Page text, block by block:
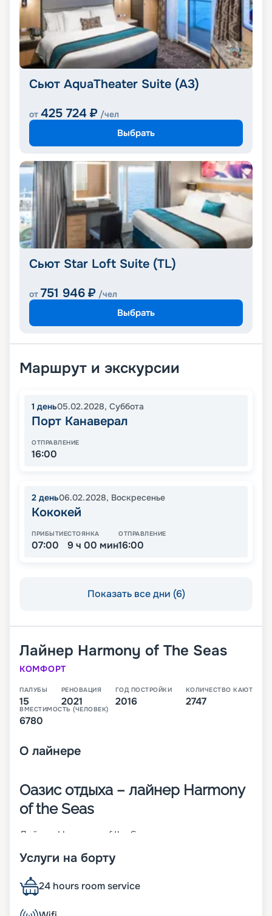
Сьют AquaTheater Suite (A3)
от 425 724 ₽ /чел
Выбрать
Сьют Star Loft Suite (TL)
от 751 946 ₽ /чел
Выбрать
Маршрут и экскурсии
1 день05.02.2028, Суббота
Порт Канаверал
ОТПРАВЛЕНИЕ
16:00
2 день06.02.2028, Воскресенье
Кококей
ПРИБЫТИЕ
07:00
СТОЯНКА
9 ч 00 мин
ОТПРАВЛЕНИЕ
16:00
Показать все дни (6)
Лайнер Harmony of The Seas
КОМФОРТ
ПАЛУБЫ
15
РЕНОВАЦИЯ
2021
ГОД ПОСТРОЙКИ
2016
КОЛИЧЕСТВО КАЮТ
2747
ВМЕСТИМОСТЬ (ЧЕЛОВЕК)
6780
О лайнере
Оазис отдыха – лайнер Harmony
of the Seas
Лайнер Harmony of the Seas на момент
на воду в 2016 году. Судно относится к классу
представлен широкий выбор развлечений. Для
создания уникального «Центрального парка»
было завезено 12 тысяч живых растений.
Услуги на борту
24 hours room service